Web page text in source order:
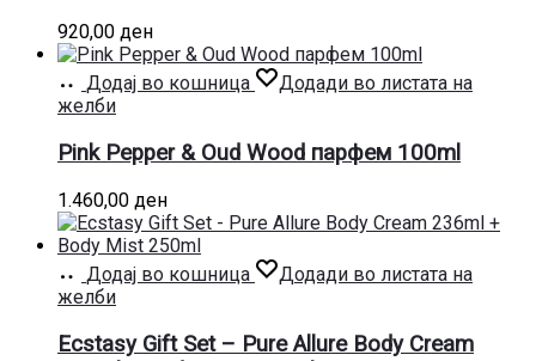
920,00 ден
Додај во кошница
Додади во листата на
желби
Pink Pepper & Oud Wood парфем 100ml
1.460,00 ден
Додај во кошница
Додади во листата на
желби
Ecstasy Gift Set – Pure Allure Body Cream